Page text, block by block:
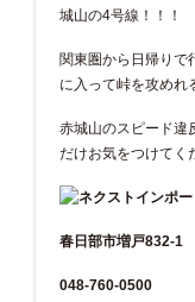
城山の4号線！！！
関東圏から日帰りで
に入って峠を攻めれ
赤城山のスピード違
だけお気をつけてく
春日部市増戸832-1
048-760-0500